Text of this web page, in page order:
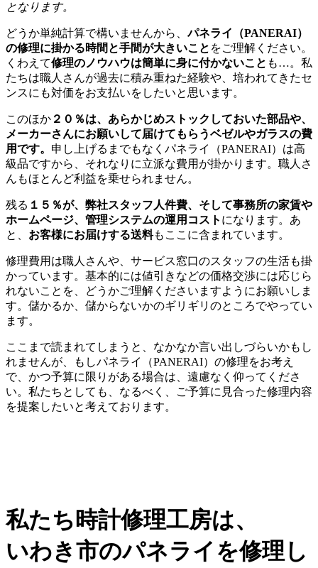
となります。
どうか単純計算で構いませんから、パネライ（PANERAI）
の修理に掛かる時間と手間が大きいこと をご理解ください。
くわえて修理のノウハウは簡単に身に付かないこと も…。私
たちは職人さんが過去に積み重ねた経験や、培われてきたセ
ンスにも対価をお支払いをしたいと思います。
このほか ２０％は、あらかじめストックしておいた部品や、
メーカーさんにお願いして届けてもらうベゼルやガラスの費
用です。 申し上げるまでもなくパネライ（PANERAI）は高
級品ですから、それなりに立派な費用が掛かります。職人さ
んもほとんど利益を乗せられません。
残る １５％が、弊社スタッフ人件費、そして事務所の家賃や
ホームページ、管理システムの運用コスト になります。あ
と、 お客様にお届けする送料もここに含まれています。
修理費用は職人さんや、サービス窓口のスタッフの生活も掛
かっています。基本的には値引きなどの価格交渉には応じら
れないことを、どうかご理解くださいますようにお願いしま
す。儲かるか、儲からないかのギリギリのところでやってい
ます。
ここまで読まれてしまうと、なかなか言い出しづらいかもし
れませんが、もしパネライ（PANERAI）の修理をお考え
で、かつ予算に限りがある場合は、遠慮なく仰ってくださ
い。私たちとしても、なるべく、ご予算に見合った修理内容
を提案したいと考えております。
私たち時計修理工房は、
いわき市のパネライを修理し